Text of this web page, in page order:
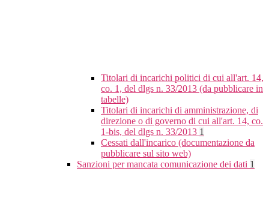
Titolari di incarichi politici di cui all'art. 14,
co. 1, del dlgs n. 33/2013 (da pubblicare in
tabelle)
Titolari di incarichi di amministrazione, di
direzione o di governo di cui all'art. 14, co.
1-bis, del dlgs n. 33/2013 1
Cessati dall'incarico (documentazione da
pubblicare sul sito web)
Sanzioni per mancata comunicazione dei dati 1